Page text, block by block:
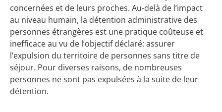
concernées et de leurs proches. Au-delà de l’impact
au niveau humain, la détention administrative des
personnes étrangères est une pratique coûteuse et
inefficace au vu de l’objectif déclaré: assurer
l’expulsion du territoire de personnes sans titre de
séjour. Pour diverses raisons, de nombreuses
personnes ne sont pas expulsées à la suite de leur
détention.